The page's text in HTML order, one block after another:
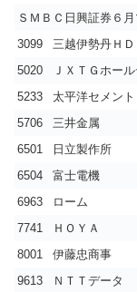
ＳＭＢＣ日興証券６
3099
三越伊勢丹ＨＤ
5020
ＪＸＴＧホー
5233
太平洋セメント
5706
三井金属
6501
日立製作所
6504
富士電機
6963
ローム
7741
ＨＯＹＡ
8001
伊藤忠商事
9613
ＮＴＴデータ